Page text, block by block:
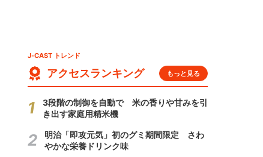
J-CAST トレンド
アクセスランキング もっと見る
3段階の制御を自動で 米の香りや甘みを引
き出す家庭用精米機
明治「即攻元気」初のグミ期間限定 さわ
やかな栄養ドリンク味